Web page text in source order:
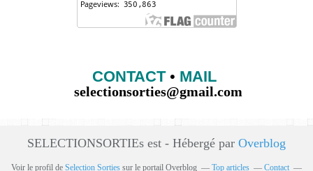
CONTACT• MAIL
selectionsorties@gmail.com
SELECTIONSORTIEs est - Hébergé par Overblog
Voir le profil de Selection Sorties sur le portail Overblog Top articles Contact